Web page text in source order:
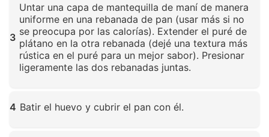
3
Untar una capa de mantequilla de maní de manera
uniforme en una rebanada de pan (usar más si no
se preocupa por las calorías). Extender el puré de
plátano en la otra rebanada (dejé una textura más
rústica en el puré para un mejor sabor). Presionar
ligeramente las dos rebanadas juntas.
4 Batir el huevo y cubrir el pan con él.